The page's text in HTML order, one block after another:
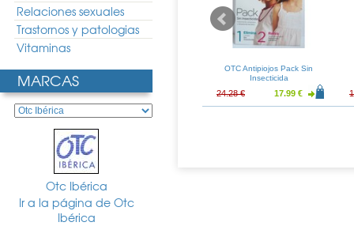
Relaciones sexuales
Trastornos y patologias
Vitaminas
MARCAS
Otc Ibérica
Ir a la página de Otc
Ibérica
Champú
1,5% 125ml
8.83 €
OTC Antipiojos Locion Piel
16.81 € 12.45 €
OTC Antipiojos Pack Sin
Insecticida
24.28 € 17.99 €